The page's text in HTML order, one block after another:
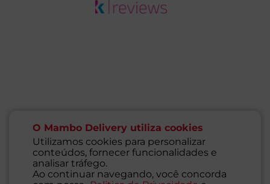
O Mambo Delivery utiliza cookies
Utilizamos cookies para personalizar
conteúdos, fornecer funcionalidades e
analisar tráfego.
Ao continuar navegando, você concorda